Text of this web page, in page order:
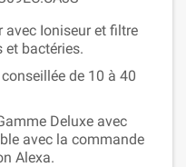
Ioniseur et filtre
et bactéries.
de 10 à 40
Deluxe avec
avec la commande
Alexa.